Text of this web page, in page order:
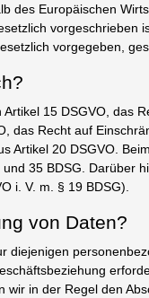
des Europäischen
vorgeschrieben
vorgegeben,
15 DSGVO, das
das Recht auf
Artikel 20 DSGVO.
35 BDSG. Darüber
i. V. m. § 19 BDSG).
von Daten?
diejenigen
in der Regel den